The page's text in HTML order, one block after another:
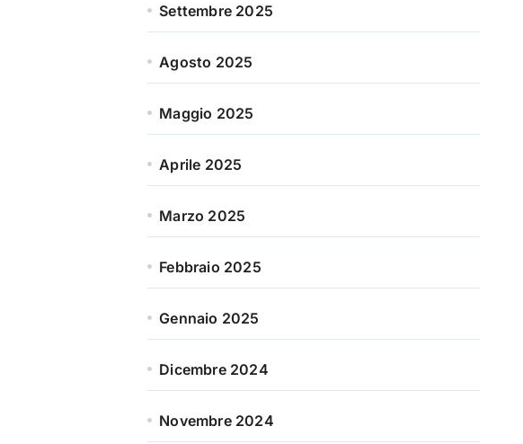
Settembre 2025
Agosto 2025
Maggio 2025
Aprile 2025
Marzo 2025
Febbraio 2025
Gennaio 2025
Dicembre 2024
Novembre 2024